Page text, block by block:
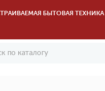
БЫТОВАЯ ТЕХНИКА